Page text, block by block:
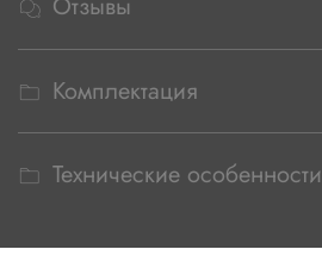
Отзывы
Комплектация
Технические особенности